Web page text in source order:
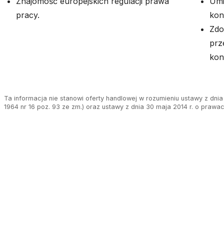
pracy.
Ta informacja nie stanowi oferty handlowej w rozumieniu ustawy z
1964 nr 16 poz. 93 ze zm.) oraz ustawy z dnia 30 maja 2014 r. o